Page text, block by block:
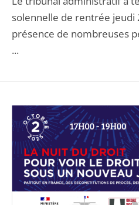
solennelle de rentrée
présence de nombreuses
...